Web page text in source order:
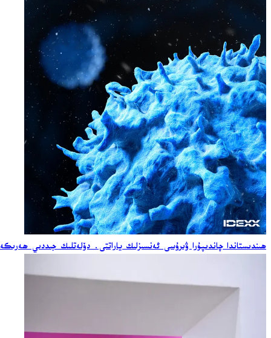
ھىندىستاندا چاندىپۇرا ۋىرۇسى ئەنسىزلىك ياراتتى. دۆلەتلىك جىددىي